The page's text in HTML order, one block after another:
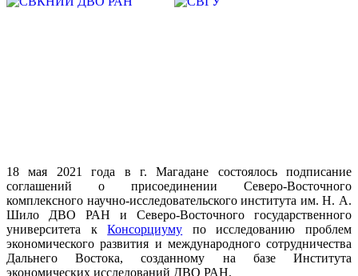
18 мая 2021 года в г. Магадане состоялось подписание
соглашений о присоединении Северо-Восточного
комплексного научно-исследовательского института им. Н. А.
Шило ДВО РАН и Северо-Восточного государственного
университета кКонсорциуму по исследованию проблем
экономического развития и международного сотрудничества
Дальнего Востока, созданному на базе Института
экономических исследований ДВО РАН.